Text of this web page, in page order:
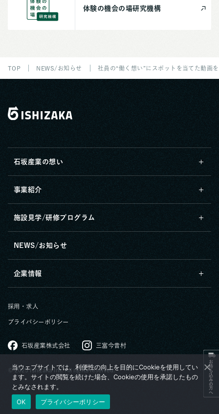
体験の機会の場研究機構
お持ち込みの方へ
TOP NEWS/お知らせ 社員の“働く想い”にスポットを当てた動画
石坂産業の想い
事業紹介
施設見学/研修プログラム
NEWS/お知らせ
企業情報
採用・求人
プライバシーポリシー
石坂産業株式会社 三富今昔村
© 2025 Ishizaka Inc. All rights reserved.
当ウェブサイトでは、利便性の向上を目的にCookieを使用してい
ます。サイトの閲覧を続けた場合、Cookieの使用を承諾したもの
とみなされます。
OK
プライバシーポリシー